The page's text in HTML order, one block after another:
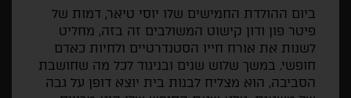
ביום ההולדת החמישים שלו יוסי טיאר, דמות של
פיטר פון ודון קישוט המשולבים זה בזה, מחליט
לשנות את אורח חייו הסטנדרטיים ולחיות כאדם
חופשי. במשך שלוש שנים ובניגוד לכל מה שחושבת
הסביבה, הוא מצליח לבנות בית יוצא דופן על גבה